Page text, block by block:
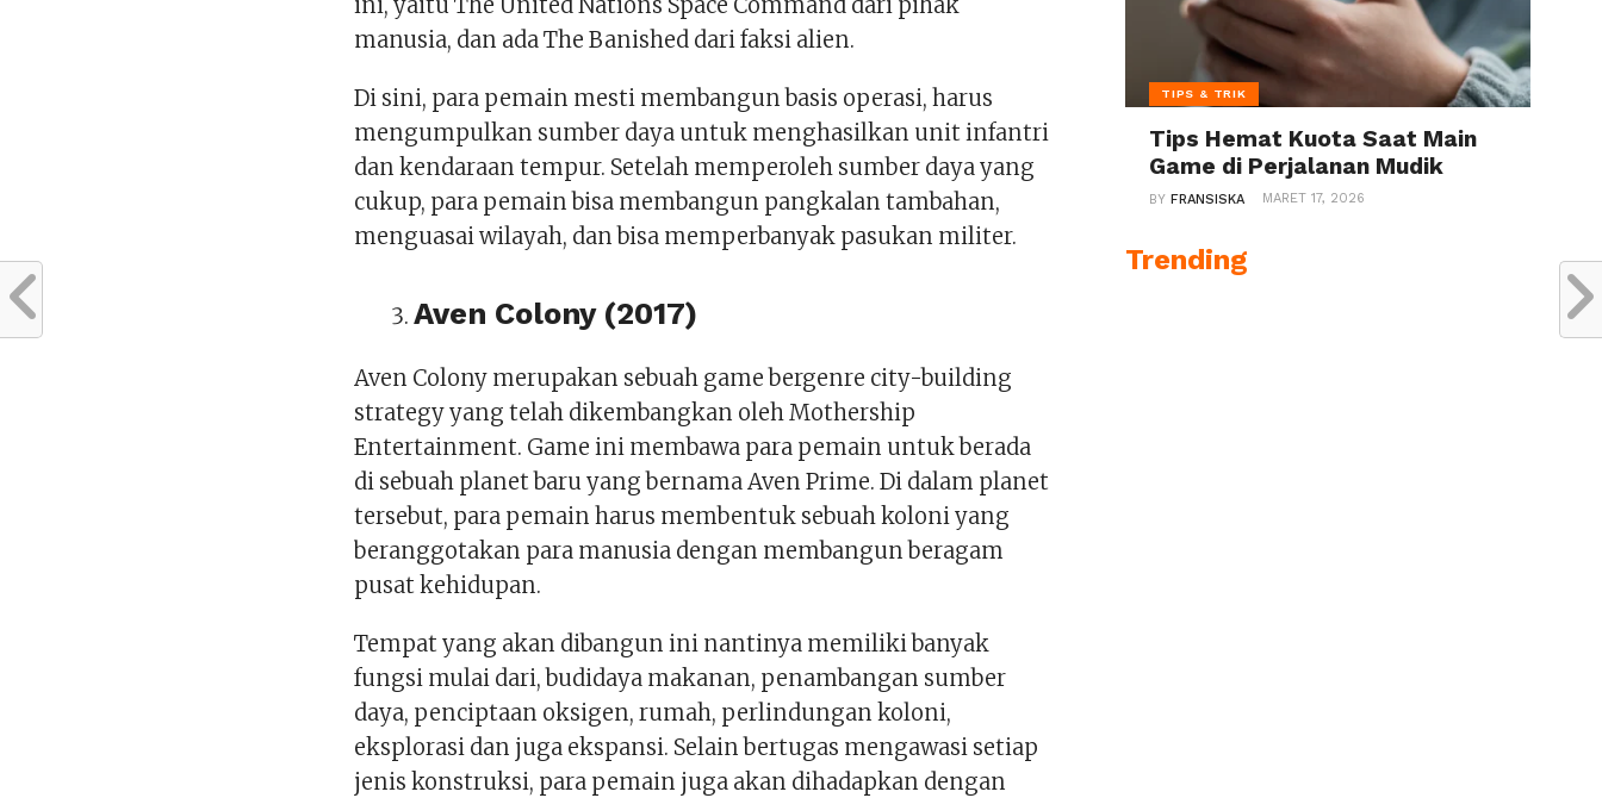
ini, yaitu The United Nations Space Command dari pihak
manusia, dan ada The Banished dari faksi alien.
Di sini, para pemain mesti membangun basis operasi, harus
mengumpulkan sumber daya untuk menghasilkan unit infantri
dan kendaraan tempur. Setelah memperoleh sumber daya yang
cukup, para pemain bisa membangun pangkalan tambahan,
menguasai wilayah, dan bisa memperbanyak pasukan militer.
Aven Colony (2017)
Aven Colony merupakan sebuah game bergenre city-building
strategy yang telah dikembangkan oleh Mothership
Entertainment. Game ini membawa para pemain untuk berada
di sebuah planet baru yang bernama Aven Prime. Di dalam planet
tersebut, para pemain harus membentuk sebuah koloni yang
beranggotakan para manusia dengan membangun beragam
pusat kehidupan.
Tempat yang akan dibangun ini nantinya memiliki banyak
fungsi mulai dari, budidaya makanan, penambangan sumber
daya, penciptaan oksigen, rumah, perlindungan koloni,
eksplorasi dan juga ekspansi. Selain bertugas mengawasi setiap
jenis konstruksi, para pemain juga akan dihadapkan dengan
TIPS & TRIK
Tips Hemat Kuota Saat Main
Game di Perjalanan Mudik
BYFRANSISKA MARET 17, 2026
Trending